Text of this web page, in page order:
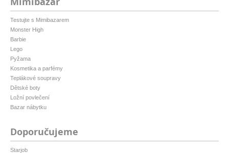
Testujte s Mimibazarem
Monster High
Barbie
Lego
Pyžama
Kosmetika a parfémy
Teplákové soupravy
Dětské boty
Ložní povlečení
Bazar nábytku
Doporučujeme
Starjob